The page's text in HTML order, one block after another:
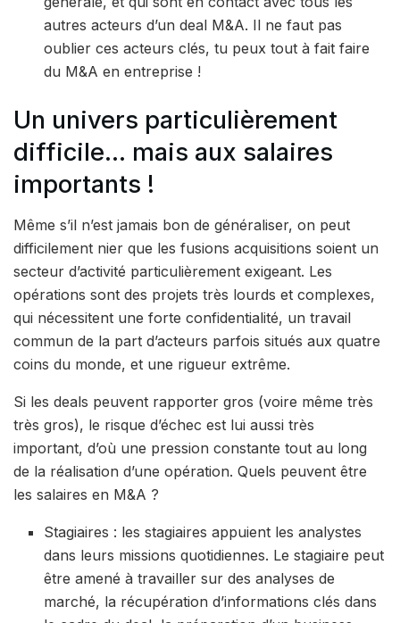
autres acteurs d’un deal M&A. Il ne faut pas
oublier ces acteurs clés, tu peux tout à fait faire
du M&A en entreprise !
Un univers particulièrement
difficile… mais aux salaires
importants !
Même s’il n’est jamais bon de généraliser, on peut
difficilement nier que les fusions acquisitions soient un
secteur d’activité particulièrement exigeant. Les
opérations sont des projets très lourds et complexes,
qui nécessitent une forte confidentialité, un travail
commun de la part d’acteurs parfois situés aux quatre
coins du monde, et une rigueur extrême.
Si les deals peuvent rapporter gros (voire même très
très gros), le risque d’échec est lui aussi très
important, d’où une pression constante tout au long
de la réalisation d’une opération. Quels peuvent être
les salaires en M&A ?
Stagiaires : les stagiaires appuient les analystes
dans leurs missions quotidiennes. Le stagiaire peut
être amené à travailler sur des analyses de
marché, la récupération d’informations clés dans